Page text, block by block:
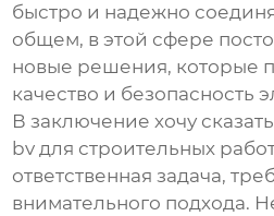
быстро и надежно
общем, в этой сфере
новые решения, которые
качество и безопасность
В заключение хочу
bv для строительных
ответственная задача,
внимательного подхода.